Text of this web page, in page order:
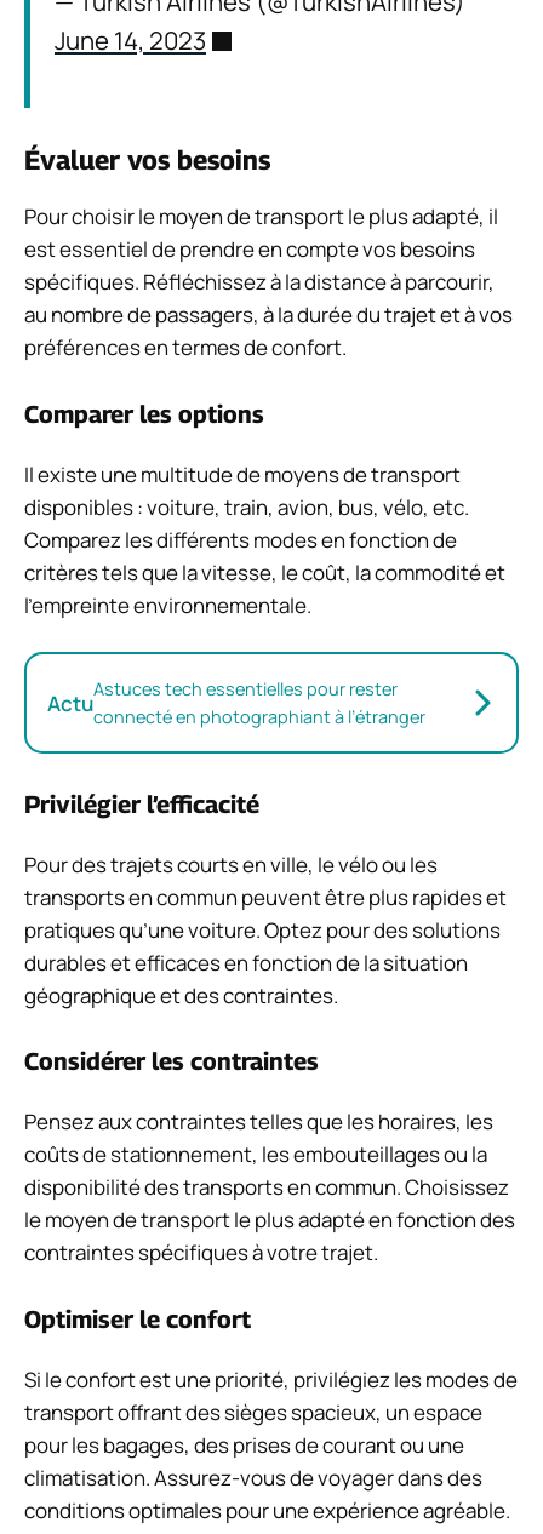
June 14, 2023
Évaluer vos besoins
Pour choisir le moyen de transport le plus adapté, il
est essentiel de prendre en compte vos besoins
spécifiques. Réfléchissez à la distance à parcourir,
au nombre de passagers, à la durée du trajet et à vos
préférences en termes de confort.
Comparer les options
Il existe une multitude de moyens de transport
disponibles : voiture, train, avion, bus, vélo, etc.
Comparez les différents modes en fonction de
critères tels que la vitesse, le coût, la commodité et
l’empreinte environnementale.
ActuAstuces tech essentielles pour rester
connecté en photographiant à l’étranger
Privilégier l’efficacité
Pour des trajets courts en ville, le vélo ou les
transports en commun peuvent être plus rapides et
pratiques qu’une voiture. Optez pour des solutions
durables et efficaces en fonction de la situation
géographique et des contraintes.
Considérer les contraintes
Pensez aux contraintes telles que les horaires, les
coûts de stationnement, les embouteillages ou la
disponibilité des transports en commun. Choisissez
le moyen de transport le plus adapté en fonction des
contraintes spécifiques à votre trajet.
Optimiser le confort
Si le confort est une priorité, privilégiez les modes de
transport offrant des sièges spacieux, un espace
pour les bagages, des prises de courant ou une
climatisation. Assurez-vous de voyager dans des
conditions optimales pour une expérience agréable.